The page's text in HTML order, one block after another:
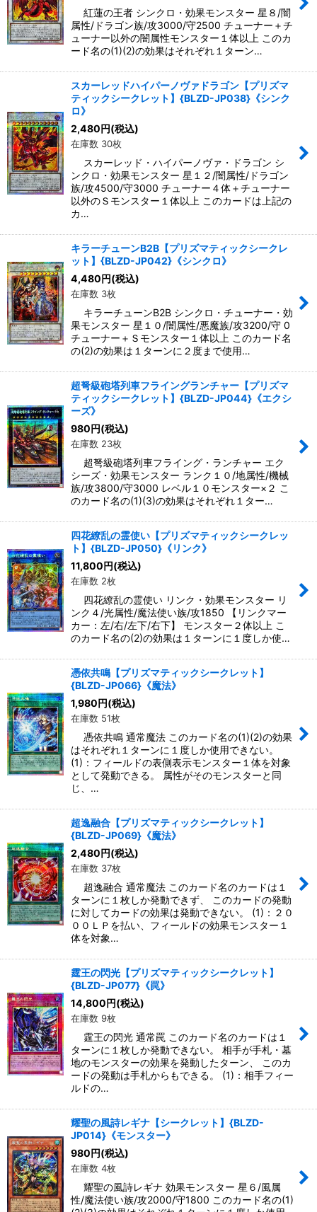
紅蓮の王者 シンクロ・効果モンスター 星８/闇
属性/ドラゴン族/攻3000/守2500 チューナー＋チ
ューナー以外の闇属性モンスター１体以上 このカ
ード名の(1)(2)の効果はそれぞれ１ターン…
スカーレッドハイパーノヴァドラゴン【プリズマ
ティックシークレット】{BLZD-JP038}《シンク
ロ》
2,480円(税込)
在庫数 30枚
スカーレッド・ハイパーノヴァ・ドラゴン シ
ンクロ・効果モンスター 星１２/闇属性/ドラゴン
族/攻4500/守3000 チューナー４体＋チューナー
以外のＳモンスター１体以上 このカードは上記の
カ…
キラーチューンB2B【プリズマティックシークレ
ット】{BLZD-JP042}《シンクロ》
4,480円(税込)
在庫数 3枚
キラーチューンB2B シンクロ・チューナー・効
果モンスター 星１０/闇属性/悪魔族/攻3200/守 0
チューナー＋Ｓモンスター１体以上 このカード名
の(2)の効果は１ターンに２度まで使用…
超弩級砲塔列車フライングランチャー【プリズマ
ティックシークレット】{BLZD-JP044}《エクシ
ーズ》
980円(税込)
在庫数 23枚
超弩級砲塔列車フライング・ランチャー エク
シーズ・効果モンスター ランク１０/地属性/機械
族/攻3800/守3000 レベル１０モンスター×２ こ
のカード名の(1)(3)の効果はそれぞれ１ター…
四花繚乱の霊使い【プリズマティックシークレッ
ト】{BLZD-JP050}《リンク》
11,800円(税込)
在庫数 2枚
四花繚乱の霊使い リンク・効果モンスター リ
ンク４/光属性/魔法使い族/攻1850 【リンクマー
カー：左/右/左下/右下】 モンスター２体以上 こ
のカード名の(2)の効果は１ターンに１度しか使…
憑依共鳴【プリズマティックシークレット】
{BLZD-JP066}《魔法》
1,980円(税込)
在庫数 51枚
憑依共鳴 通常魔法 このカード名の(1)(2)の効果
はそれぞれ１ターンに１度しか使用できない。
(1)：フィールドの表側表示モンスター１体を対象
として発動できる。 属性がそのモンスターと同
じ、…
超逸融合【プリズマティックシークレット】
{BLZD-JP069}《魔法》
2,480円(税込)
在庫数 37枚
超逸融合 通常魔法 このカード名のカードは１
ターンに１枚しか発動できず、 このカードの発動
に対してカードの効果は発動できない。 (1)：２０
００ＬＰを払い、フィールドの効果モンスター１
体を対象…
霆王の閃光【プリズマティックシークレット】
{BLZD-JP077}《罠》
14,800円(税込)
在庫数 9枚
霆王の閃光 通常罠 このカード名のカードは１
ターンに１枚しか発動できない。 相手が手札・墓
地のモンスターの効果を発動したターン、 このカ
ードの発動は手札からもできる。 (1)：相手フィー
ルドの…
耀聖の風詩レギナ【シークレット】{BLZD-
JP014}《モンスター》
980円(税込)
在庫数 4枚
耀聖の風詩レギナ 効果モンスター 星６/風属
性/魔法使い族/攻2000/守1800 このカード名の(1)